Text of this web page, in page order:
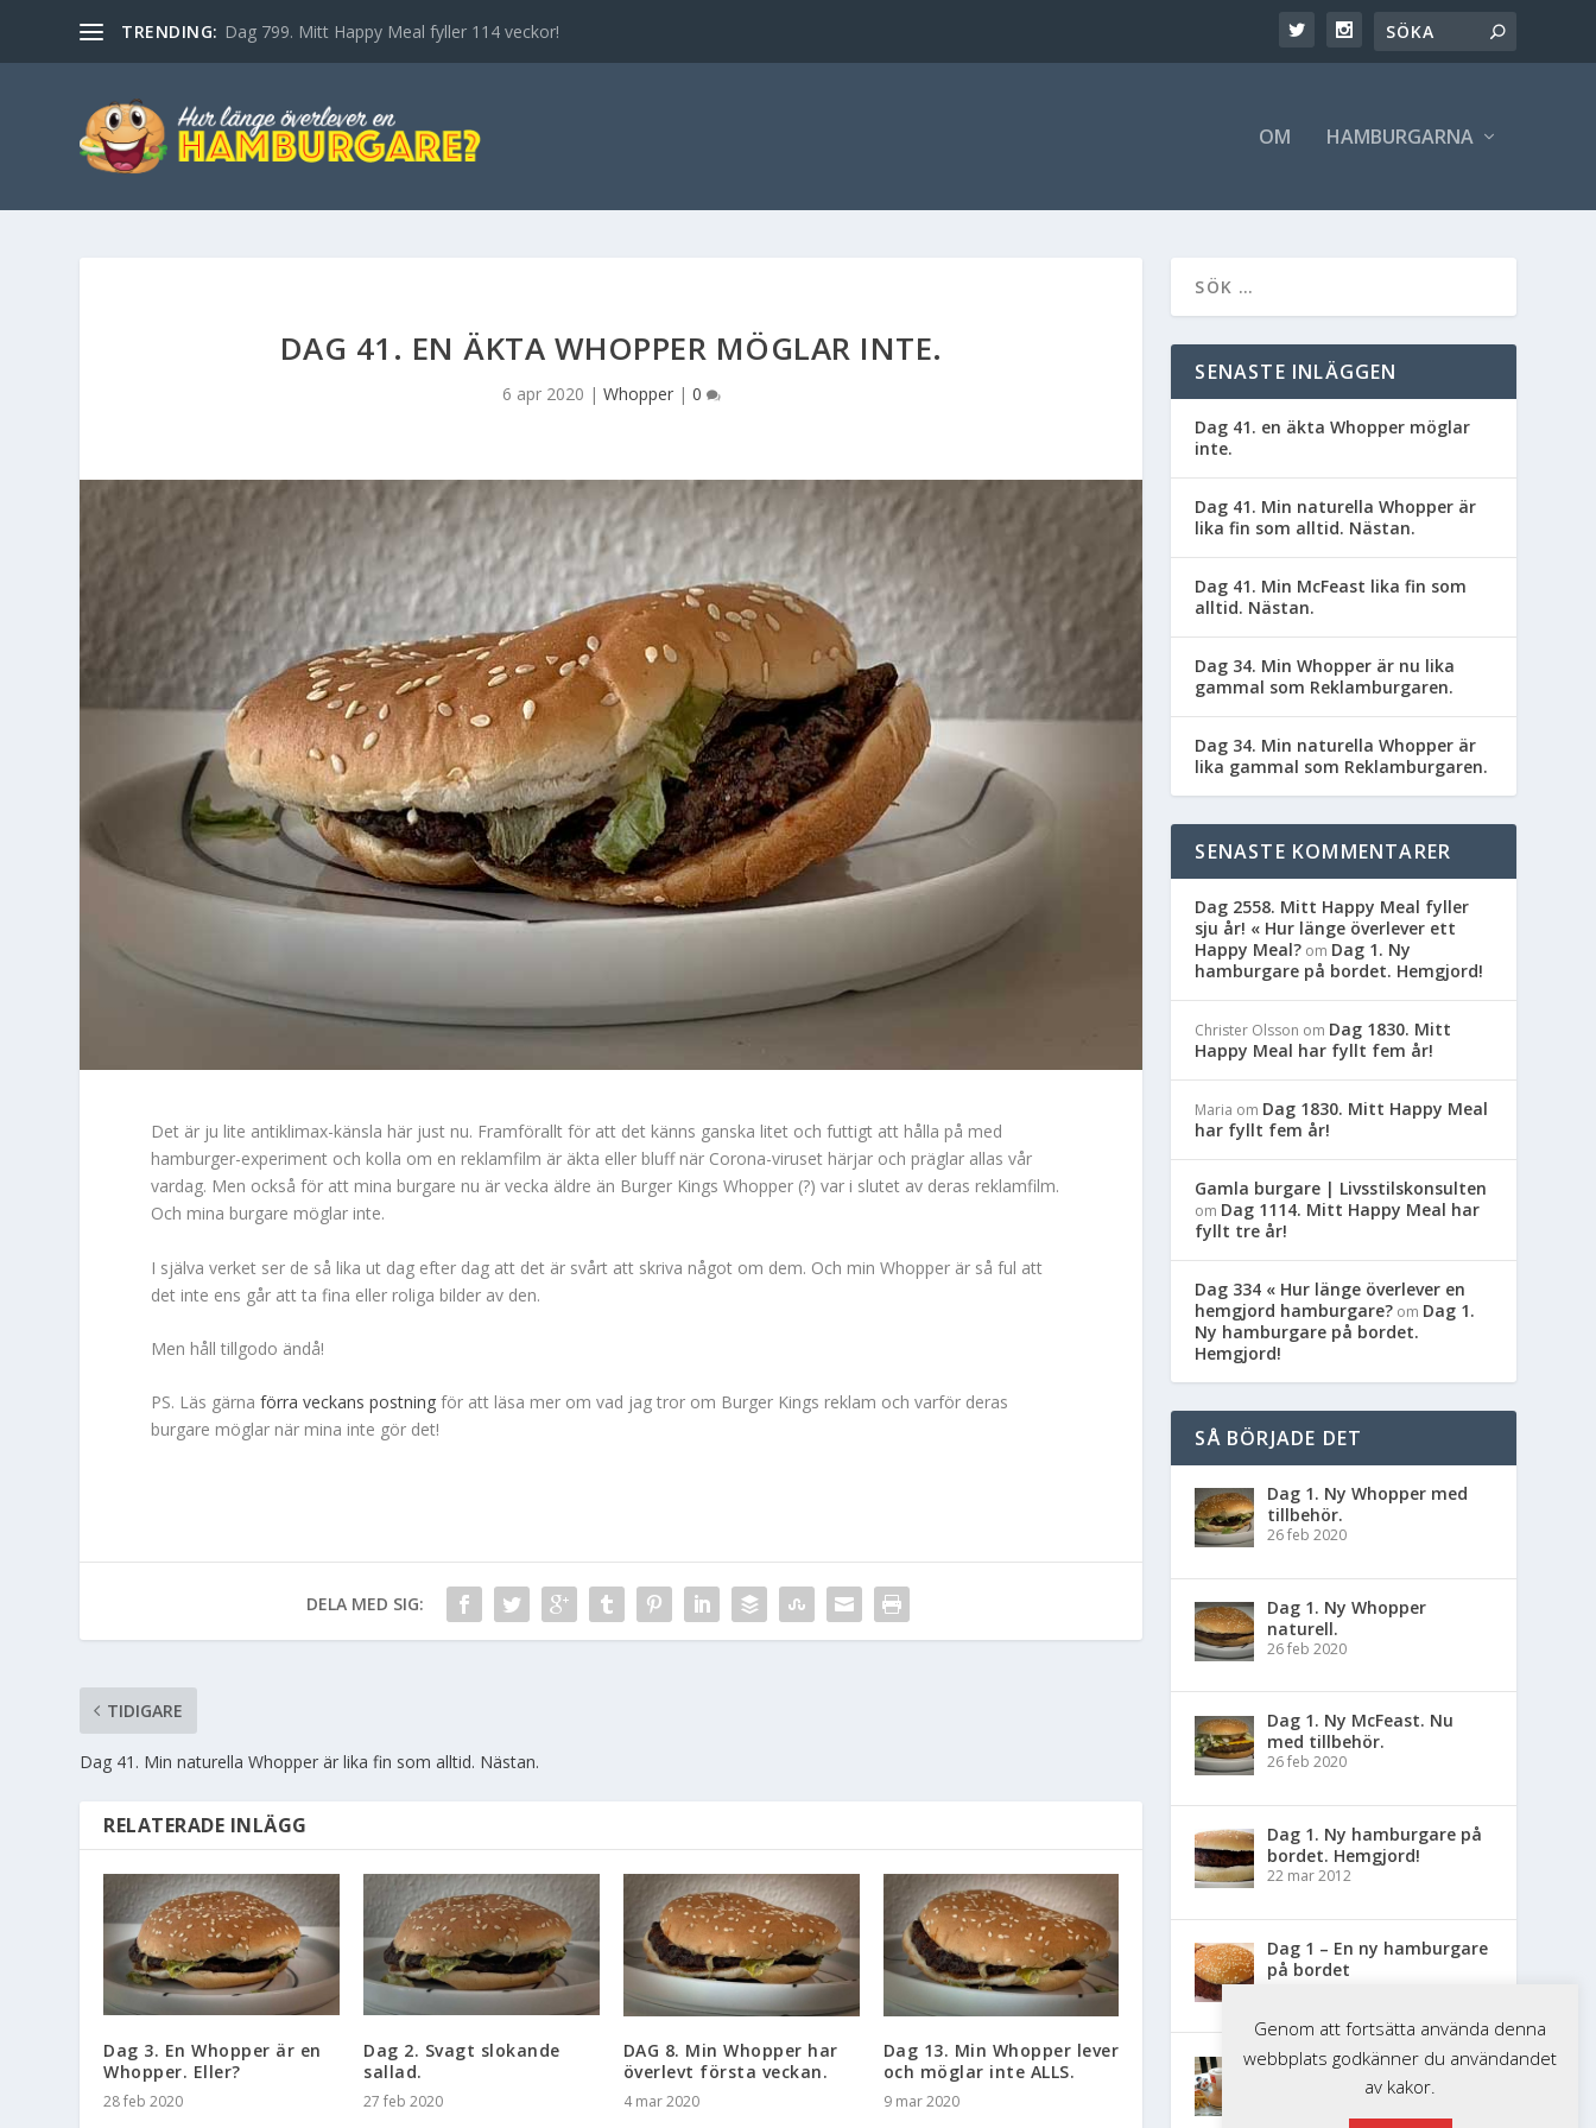
TRENDING: Dag 799. Mitt Happy Meal fyller 114 veckor!
OM HAMBURGARNA
DAG 41. EN ÄKTA WHOPPER MÖGLAR INTE.
6 apr 2020 | Whopper| 0
Det är ju lite antiklimax-känsla här just nu. Framförallt för att det känns ganska litet och futtigt att hålla på med
hamburger-experiment och kolla om en reklamfilm är äkta eller bluff när Corona-viruset härjar och präglar allas vår
vardag. Men också för att mina burgare nu är vecka äldre än Burger Kings Whopper (?) var i slutet av deras reklamfilm.
Och mina burgare möglar inte.
I själva verket ser de så lika ut dag efter dag att det är svårt att skriva något om dem. Och min Whopper är så ful att
det inte ens går att ta fina eller roliga bilder av den.
Men håll tillgodo ändå!
PS. Läs gärnaförra veckans postning för att läsa mer om vad jag tror om Burger Kings reklam och varför deras
burgare möglar när mina inte gör det!
DELA MED SIG:
TIDIGARE
Dag 41. Min naturella Whopper är lika fin som alltid. Nästan.
RELATERADE INLÄGG
Dag 3. En Whopper är en
Whopper. Eller?
28 feb 2020
Dag 2. Svagt slokande
sallad.
27 feb 2020
DAG 8. Min Whopper har
överlevt första veckan.
4 mar 2020
Dag 13. Min Whopper lever
och möglar inte ALLS.
9 mar 2020
SENASTE INLÄGGEN
Dag 41. en äkta Whopper möglar
inte.
Dag 41. Min naturella Whopper är
lika fin som alltid. Nästan.
Dag 41. Min McFeast lika fin som
alltid. Nästan.
Dag 34. Min Whopper är nu lika
gammal som Reklamburgaren.
Dag 34. Min naturella Whopper är
lika gammal som Reklamburgaren.
SENASTE KOMMENTARER
Dag 2558. Mitt Happy Meal fyller
sju år! « Hur länge överlever ett
Happy Meal? om Dag 1. Ny
hamburgare på bordet. Hemgjord!
Christer Olsson om Dag 1830. Mitt
Happy Meal har fyllt fem år!
Maria om Dag 1830. Mitt Happy Meal
har fyllt fem år!
Gamla burgare | Livsstilskonsulten
om Dag 1114. Mitt Happy Meal har
fyllt tre år!
Dag 334 « Hur länge överlever en
hemgjord hamburgare? om Dag 1.
Ny hamburgare på bordet.
Hemgjord!
SÅ BÖRJADE DET
Dag 1. Ny Whopper med
tillbehör.
26 feb 2020
Dag 1. Ny Whopper
naturell.
26 feb 2020
Dag 1. Ny McFeast. Nu
med tillbehör.
26 feb 2020
Dag 1. Ny hamburgare på
bordet. Hemgjord!
22 mar 2012
Dag 1 – En ny hamburgare
på bordet
Dag 1 – Nytt Happy Meal
Genom att fortsätta använda denna
webbplats godkänner du användandet
av kakor.